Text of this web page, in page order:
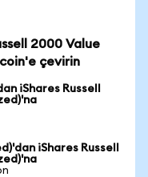
2000 Value
coin'e çevirin
iShares Russell
iShares Russell